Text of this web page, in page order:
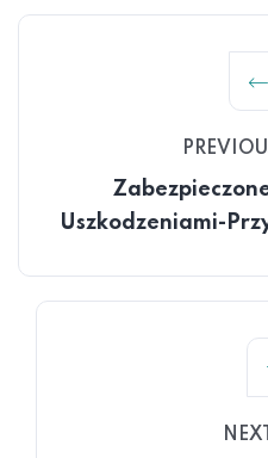
Uszkodzeniami-